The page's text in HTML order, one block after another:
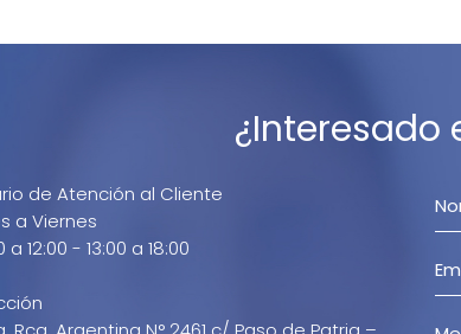
¿Interesado
de Atención al Cliente
a Viernes
a 12:00 - 13:00 a 18:00